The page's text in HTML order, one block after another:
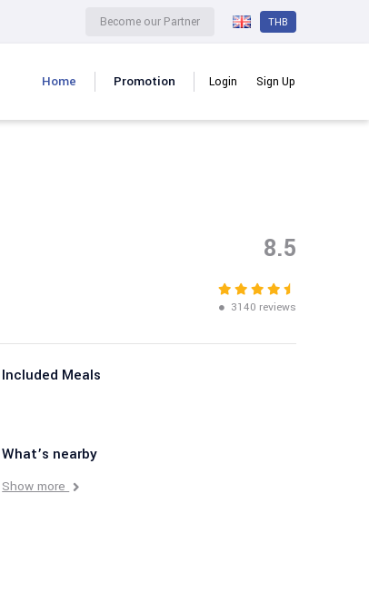
Become our Partner THB
Login Sign Up
Home Promotion
8.5
3140 reviews
Included Meals
What’s nearby
Show more